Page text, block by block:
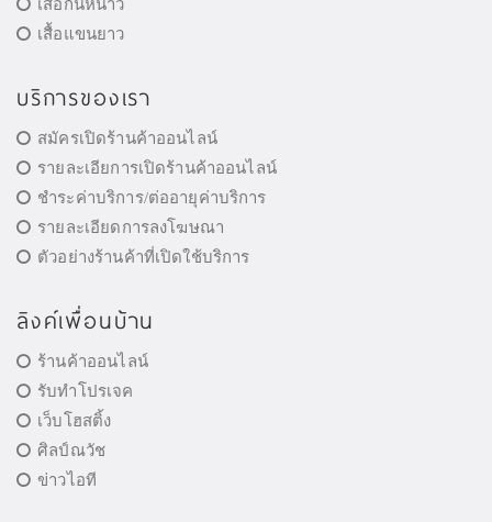
เสื้อกันหนาว
เสื้อแขนยาว
บริการของเรา
สมัครเปิดร้านค้าออนไลน์
รายละเอียการเปิดร้านค้าออนไลน์
ชำระค่าบริการ/ต่ออายุค่าบริการ
รายละเอียดการลงโฆษณา
ตัวอย่างร้านค้าที่เปิดใช้บริการ
ลิงค์เพื่อนบ้าน
ร้านค้าออนไลน์
รับทำโปรเจค
เว็บโฮสติ้ง
ศิลป์ณวัช
ข่าวไอที